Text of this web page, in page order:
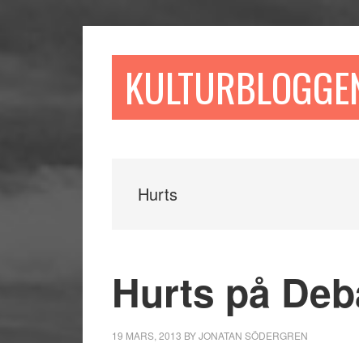
Hurts
Hurts på
19 MARS, 2013 BYJONATAN SÖDERGREN